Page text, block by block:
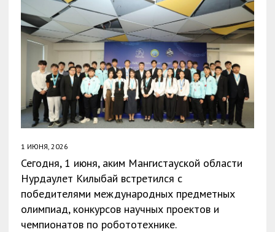
1 ИЮНЯ, 2026
Сегодня, 1 июня, аким Мангистауской области
Нурдаулет Килыбай встретился с
победителями международных предметных
олимпиад, конкурсов научных проектов и
чемпионатов по робототехнике.